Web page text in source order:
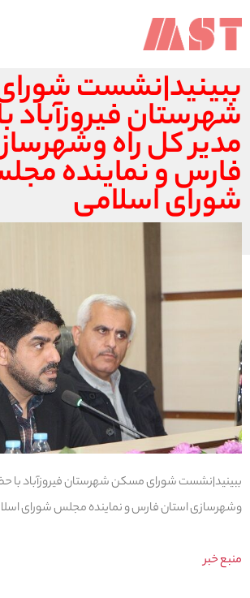
ببینید|نشست
شهرستان فیروزآباد
مدیر کل راه
فارس و نماینده
شورای اسلامی
ببینید|نشست شورای مسکن شهرستان فیروزآباد با
وشهرسازی استان فارس و نماینده مجلس شورای
منبع خبر